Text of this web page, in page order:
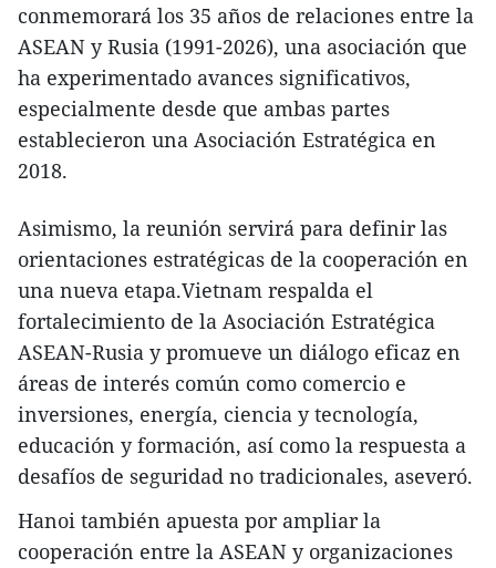
conmemorará los 35 años de relaciones entre la
ASEAN y Rusia (1991-2026), una asociación que
ha experimentado avances significativos,
especialmente desde que ambas partes
establecieron una Asociación Estratégica en
2018.
Asimismo, la reunión servirá para definir las
orientaciones estratégicas de la cooperación en
una nueva etapa.Vietnam respalda el
fortalecimiento de la Asociación Estratégica
ASEAN-Rusia y promueve un diálogo eficaz en
áreas de interés común como comercio e
inversiones, energía, ciencia y tecnología,
educación y formación, así como la respuesta a
desafíos de seguridad no tradicionales, aseveró.
Hanoi también apuesta por ampliar la
cooperación entre la ASEAN y organizaciones